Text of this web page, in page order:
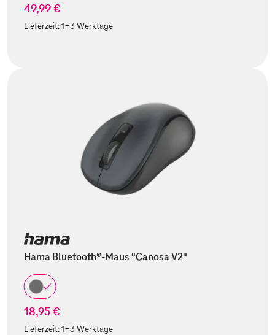
49,99 €
Lieferzeit:1-3 Werktage
Hama Bluetooth®-Maus "Canosa V2"
18,95 €
Lieferzeit:1-3 Werktage